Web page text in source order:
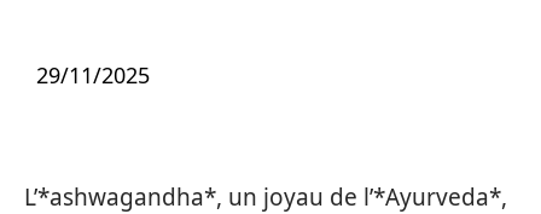
29/11/2025
L’*ashwagandha*, un joyau de l’*Ayurveda*,